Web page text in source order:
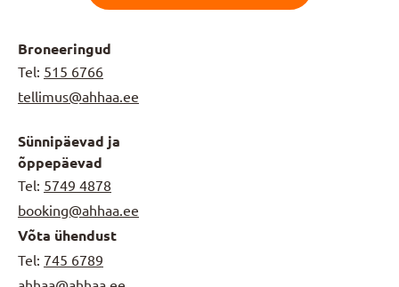
Broneeringud
Tel: 515 6766
tellimus@ahhaa.ee
Sünnipäevad ja
õppepäevad
Tel: 5749 4878
booking@ahhaa.ee
Võta ühendust
Tel: 745 6789